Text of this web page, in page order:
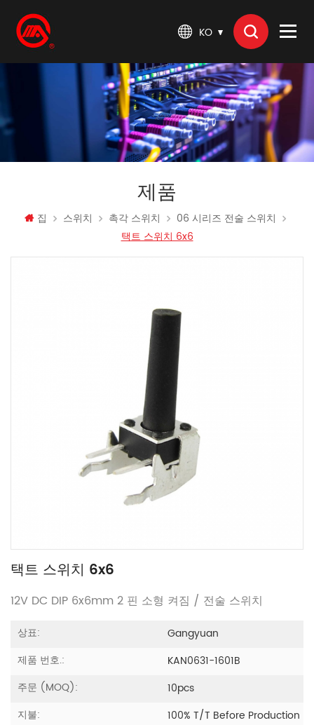
KO
제품
집 스위치 촉각 스위치
06 시리즈 전술 스위치
택트 스위치 6x6
택트 스위치 6x6
12V DC DIP 6x6mm 2 핀 소형 켜짐 / 전술 스위치
상표:
Gangyuan
제품 번호.:
KAN0631-1601B
주문 (MOQ):
10pcs
지불:
100% T/T Before Production